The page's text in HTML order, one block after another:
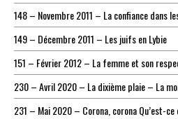
148 – Novembre 2011 – La confiance dans
149 – Décembre 2011 – Les juifs en Lybie
151 – Février 2012 – La femme et son
230 – Avril 2020 – La dixième plaie – La
231 – Mai 2020 – Corona, corona Qu’est-ce